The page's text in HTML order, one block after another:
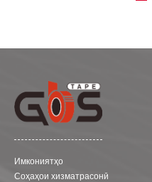
Имкониятҳо
Соҳаҳои хизматрасонӣ